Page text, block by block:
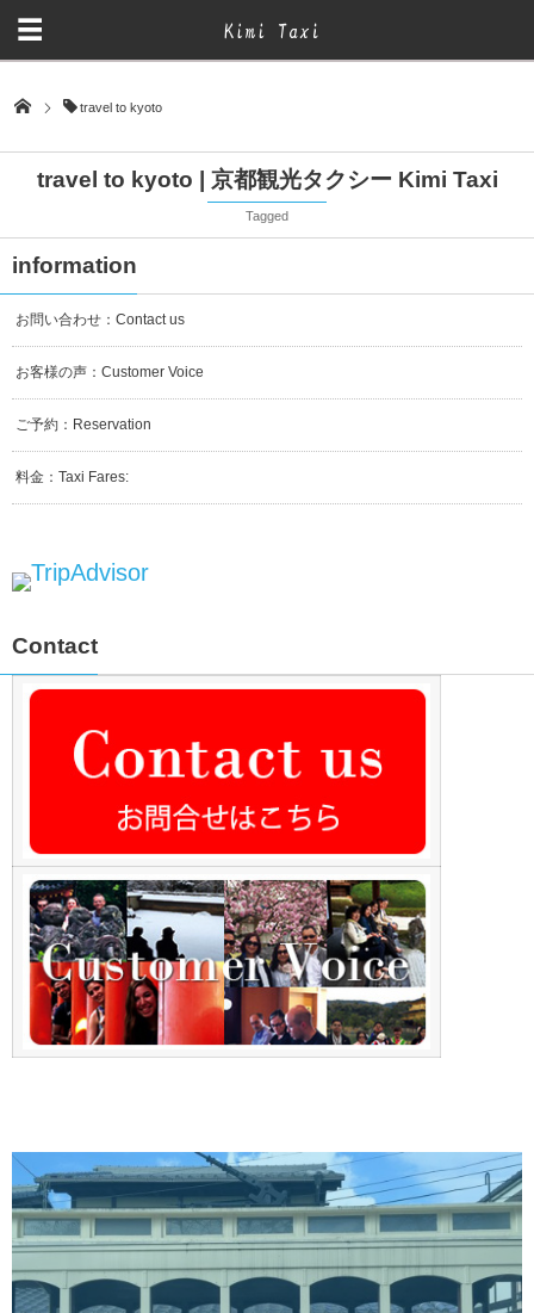
travel to kyoto
travel to kyoto | 京都観光タクシー Kimi Taxi
Tagged
information
お問い合わせ：Contact us
お客様の声：Customer Voice
ご予約：Reservation
料金：Taxi Fares:
Contact